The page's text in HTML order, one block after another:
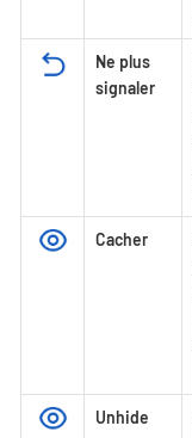
Ne plus
signaler
Cacher
Unhide